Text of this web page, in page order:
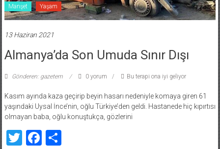
Manşet Yaşam
13 Haziran 2021
Almanya’da Son Umuda Sınır Dışı
Gönderen: gazetem 0 yorum Bu terapi ona iyi geliyor
Kasım ayında kaza geçirip beyin hasarı nedeniyle komaya giren 61
yaşındaki Uysal İnce’nin, oğlu Türkiye’den geldi. Hastanede hiç kıpırtısı
olmayan baba, oğlu konuştukça, gözlerini
TwitterFacebook
Share